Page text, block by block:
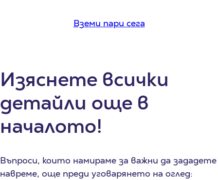
Вземи пари сега
Изяснете всички
детайли още в
началото!
Въпроси, които намираме за важни да зададете
навреме, още преди уговарянето на оглед: